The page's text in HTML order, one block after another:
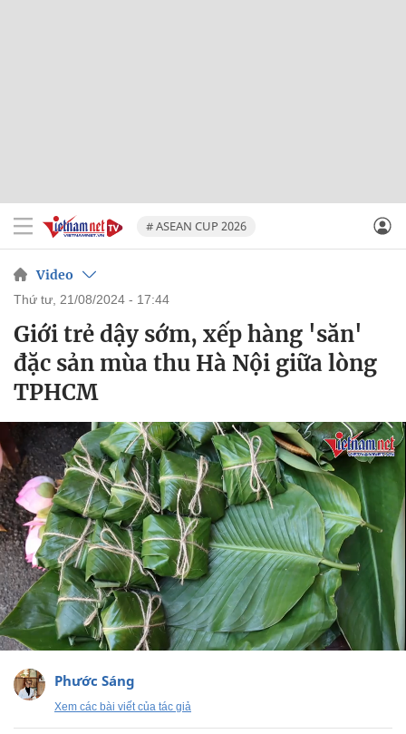
# ASEAN CUP 2026
Video
thứ tư, 21/08/2024 - 17:44
Giới trẻ dậy sớm, xếp hàng 'săn'
đặc sản mùa thu Hà Nội giữa lòng
TPHCM
Phước Sáng
Xem các bài viết của tác giả